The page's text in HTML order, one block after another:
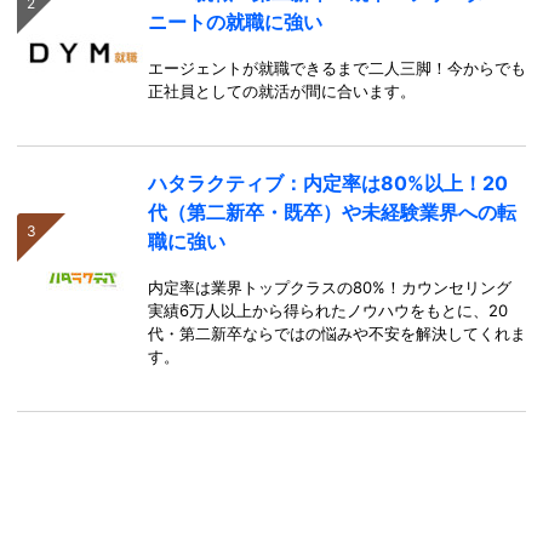
ニートの就職に強い
エージェントが就職できるまで二人三脚！今からでも
正社員としての就活が間に合います。
ハタラクティブ：内定率は80%以上！20
代（第二新卒・既卒）や未経験業界への転
職に強い
内定率は業界トップクラスの80%！カウンセリング
実績6万人以上から得られたノウハウをもとに、20
代・第二新卒ならではの悩みや不安を解決してくれま
す。